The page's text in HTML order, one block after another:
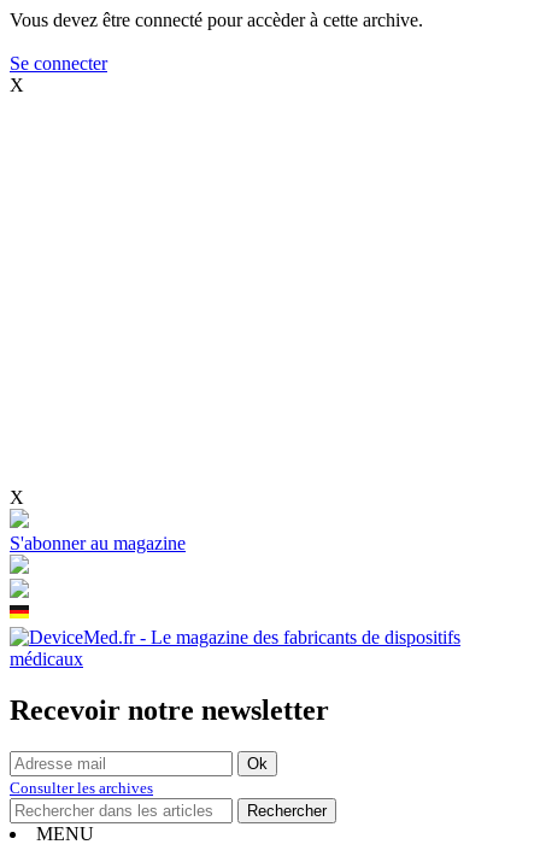
Vous devez être connecté pour accèder à cette archive.
Se connecter
X
X
S'abonner au magazine
Recevoir notre newsletter
Consulter les archives
MENU